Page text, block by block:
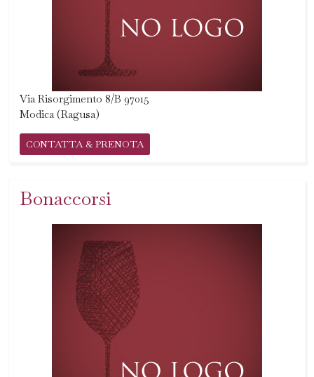
Via Risorgimento 8/B 97015
Modica (Ragusa)
CONTATTA & PRENOTA
Bonaccorsi